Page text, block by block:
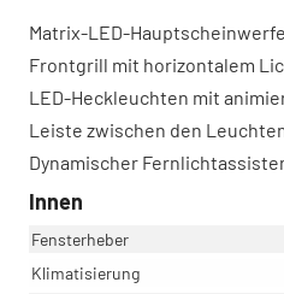
Matrix-LED-
Frontgrill mit horizontalem
LED-Heckleuchten mit
Leiste zwischen den
Dynamischer
Innen
Fensterheber
Klimatisierung